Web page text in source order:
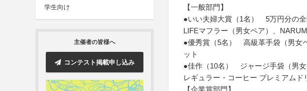
学生向け
主催者の皆様へ
コンテスト掲載申し込み
【一般部門】
●いい夫婦大賞（1名） 5万円分の
LIFEマフラー（男女ペア）、
●優秀賞（5名） 高級革手袋（男女
ット
●佳作（10名） ジャージ手袋（男女
レギュラー・コーヒー プレミアム
【企業賞部門】